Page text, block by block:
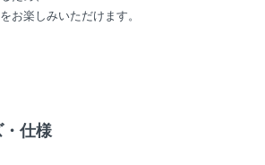
お楽しみいただけます。
仕様